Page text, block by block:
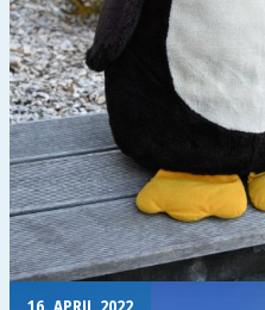
16. APRIL 2022